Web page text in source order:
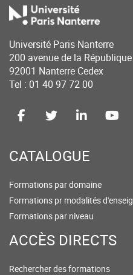
Université Paris Nanterre
200 avenue de la République
92001 Nanterre Cedex
Tel : 01 40 97 72 00
CATALOGUE
Formations par domaine
Formations pr modalités
Formations par niveau
ACCÈS DIRECTS
Rechercher des formations